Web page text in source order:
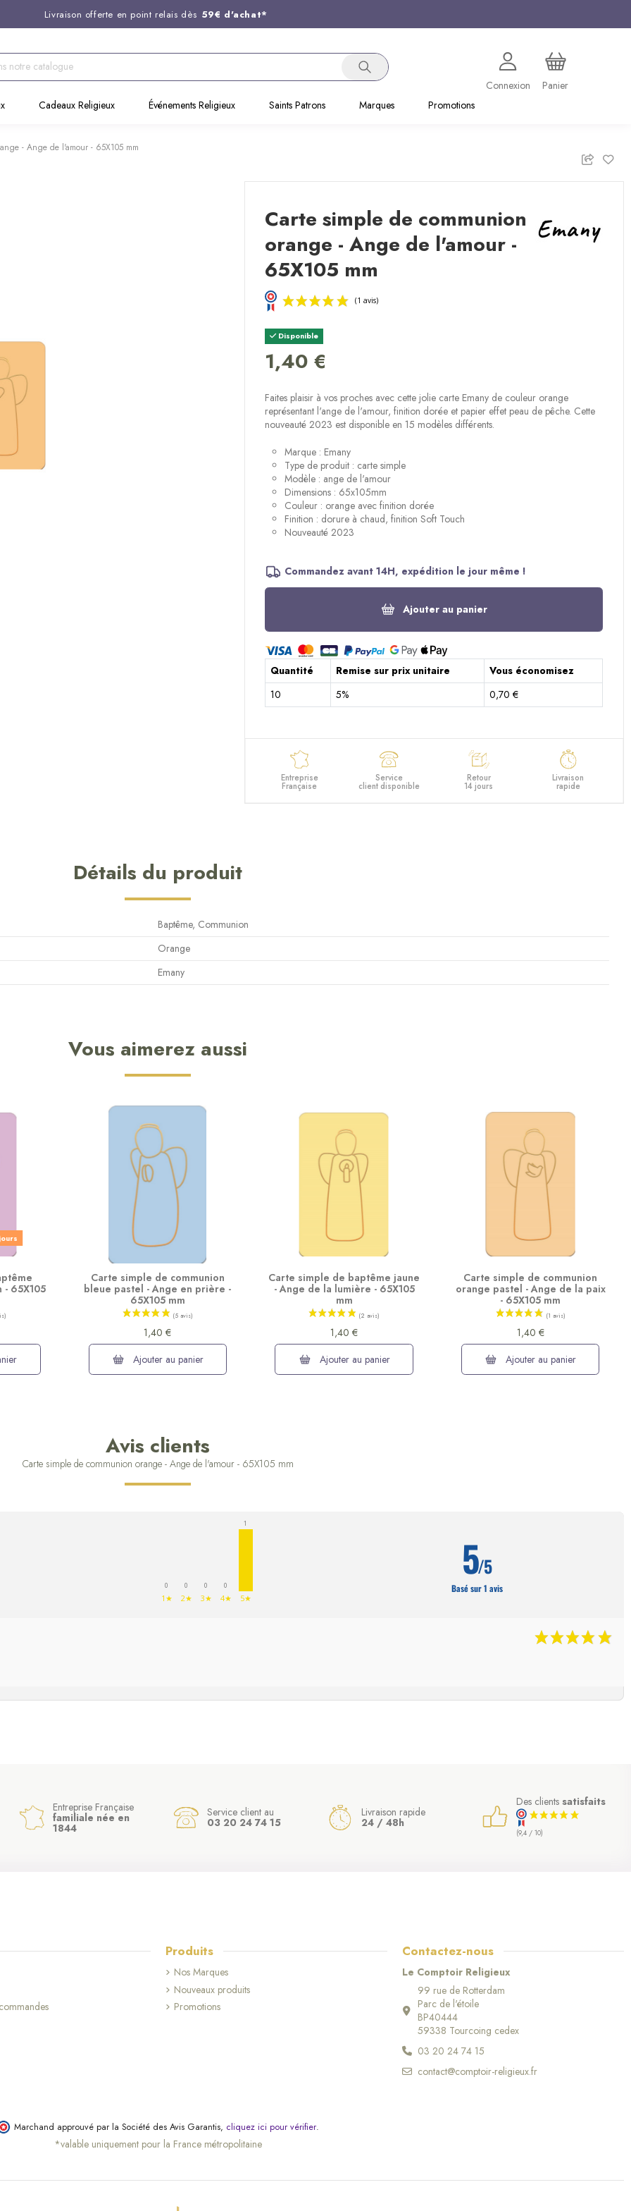
Livraison offerte en point relais dès 59€ d'achat*
Support client disponible au
Commandez avant 14H, expédition le jour même !
Connexion
Panier
Cadeaux Religieux Événements Religieux Saints Patrons Marques Promotions
- Ange de l'amour - 65X105 mm
Carte simple de communion
orange - Ange de l'amour -
65X105 mm
Disponible
1,40 €
Faites plaisir à vos proches avec cette jolie carte Emany de couleur orange
représentant l'ange de l'amour, finition dorée et papier effet peau de pêche. Cette
nouveauté 2023 est disponible en 15 modèles différents.
Marque : Emany
Type de produit : carte simple
Modèle : ange de l'amour
Dimensions : 65x105mm
Couleur : orange avec finition dorée
Finition : dorure à chaud, finition Soft Touch
Nouveauté 2023
Commandez avant 14H, expédition le jour même !
Ajouter au panier
Quantité Remise sur prix unitaire
Vous économisez
10
5% 0,70 €
Entreprise
Française
Service
client disponible
Retour
14 jours
Livraison
rapide
Détails du produit
Baptême, Communion
Orange
Emany
Vous aimerez aussi
65X105
Carte simple de communion
bleue pastel - Ange en prière -
65X105 mm
1,40 €
Ajouter au panier
Carte simple de baptême jaune
- Ange de la lumière - 65X105
mm
1,40 €
Ajouter au panier
Carte simple de communion
orange pastel - Ange de la paix
- 65X105 mm
1,40 €
Ajouter au panier
Avis clients
Carte simple de communion orange - Ange de l'amour - 65X105 mm
0
1★
0
2★
0
3★
0
4★
1
5★
5/5
Basé sur 1 avis
Entreprise Française
familiale née en
1844
Service client au
03 20 24 74 15
Livraison rapide
24 / 48h
Des clients satisfaits
(9,4 / 10)
Produits
Nos Marques
Nouveaux produits
Promotions
Contactez-nous
Le Comptoir Religieux
99 rue de Rotterdam
Parc de l'étoile
BP40444
59338 Tourcoing cedex
03 20 24 74 15
contact@comptoir-religieux.fr
Marchand approuvé par la Société des Avis Garantis, cliquez ici pour vérifier.
*valable uniquement pour la France métropolitaine